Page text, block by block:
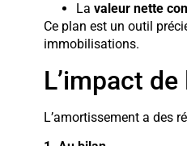
La valeur nette
Ce plan est un outil
immobilisations.
L’impact
L’amortissement a des